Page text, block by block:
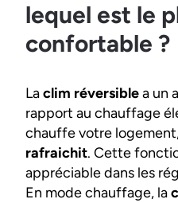
lequel est le
confortable ?
Laclim réversiblea un
rapport au chauffage
chauffe votre
rafraichit. Cette
appréciable dans les
En mode chauffage, la